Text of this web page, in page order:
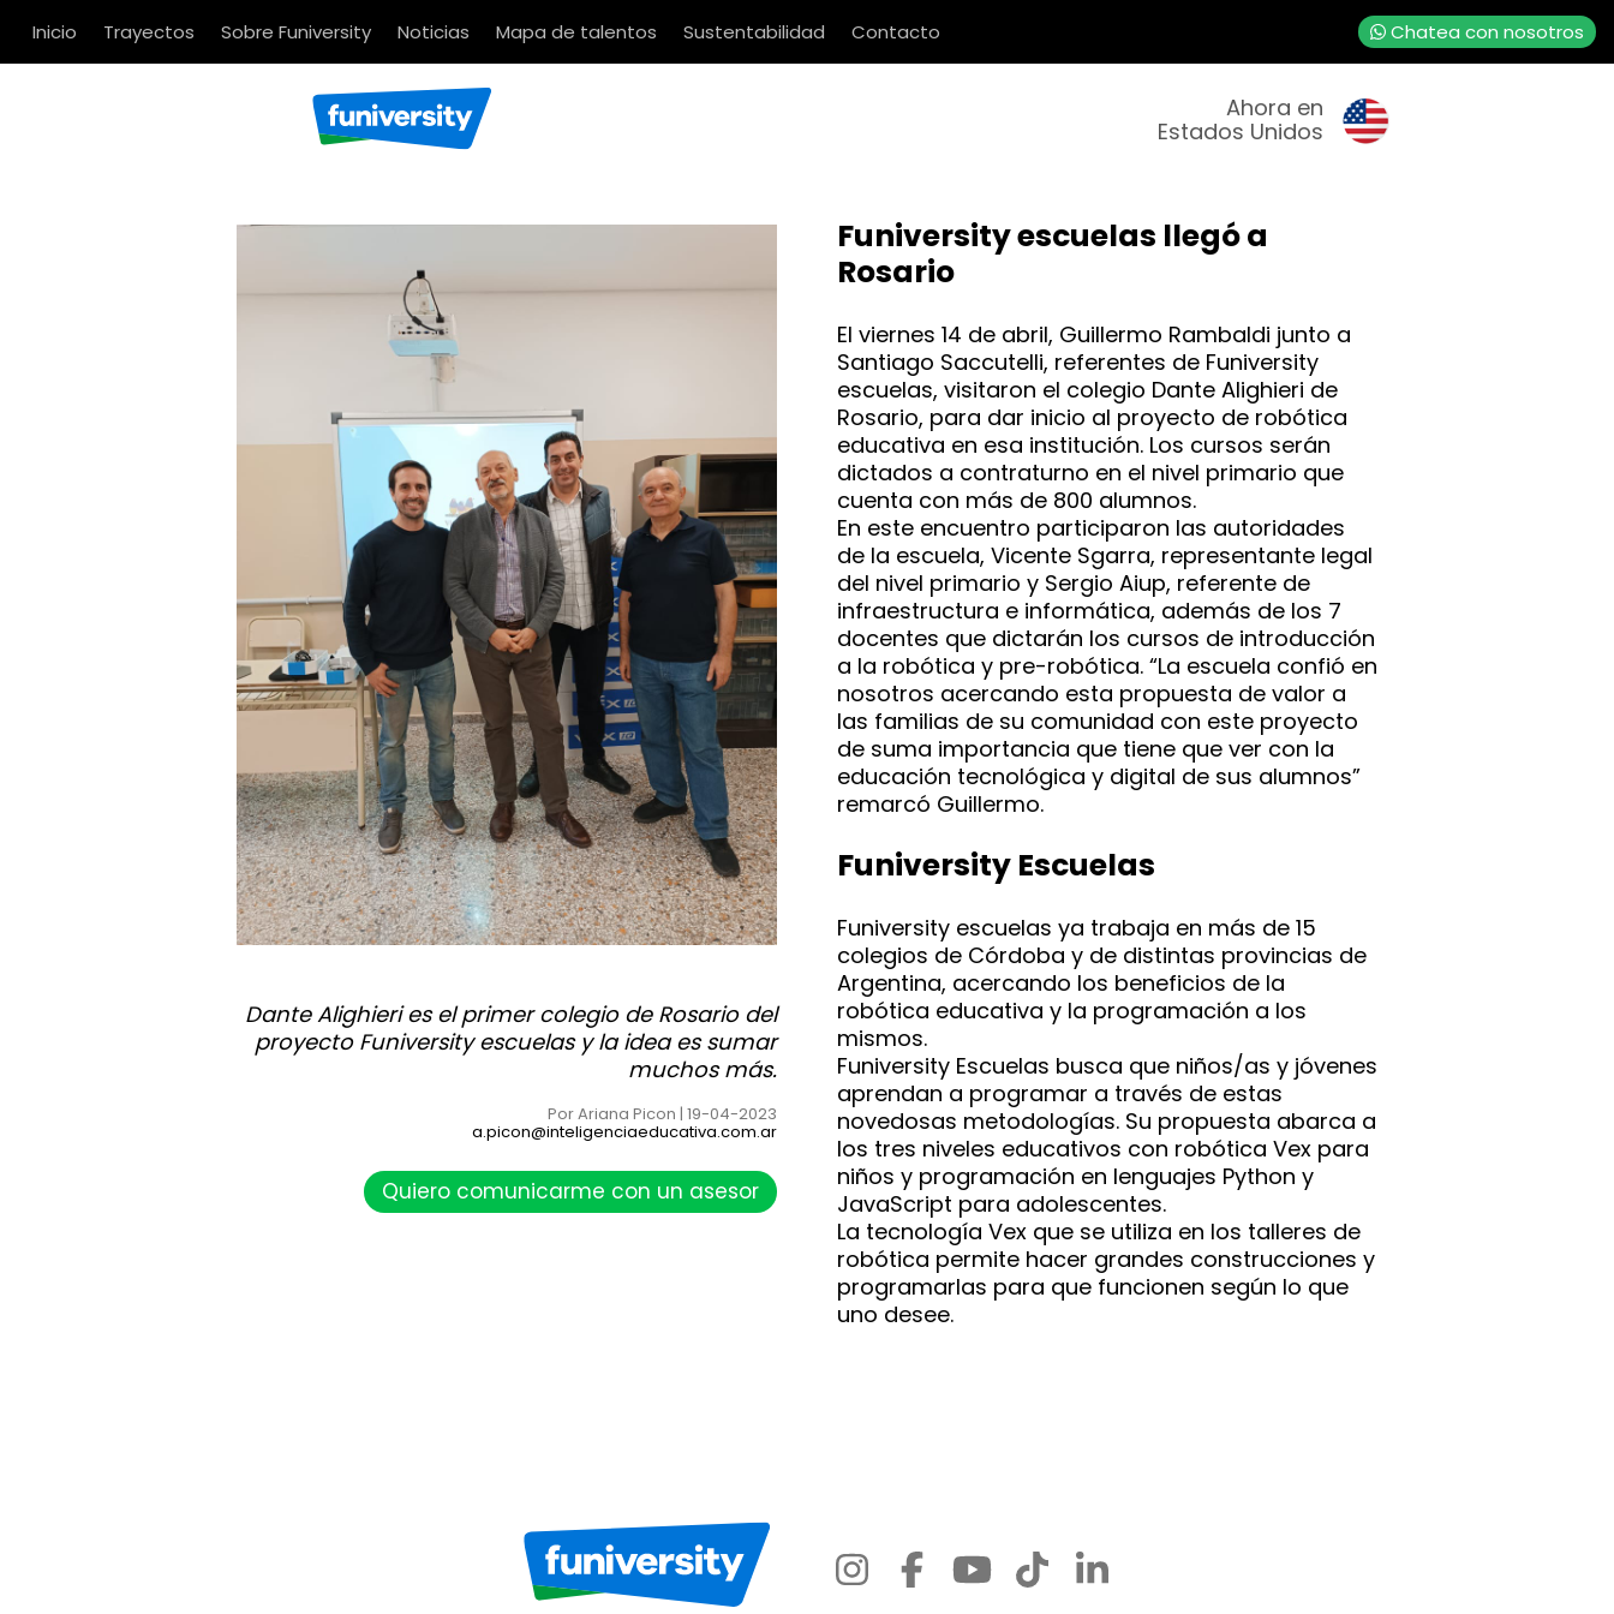
Inicio Trayectos Sobre Funiversity Noticias Mapa de talentos Sustentabilidad Contacto Chatea con nosotros
Ahora en
Estados Unidos
Dante Alighieri es el primer colegio de Rosario del
proyecto Funiversity escuelas y la idea es sumar
muchos más.
Por Ariana Picon | 19-04-2023
a.picon@inteligenciaeducativa.com.ar
Quiero comunicarme con un asesor
Funiversity escuelas llegó a
Rosario
El viernes 14 de abril, Guillermo Rambaldi junto a
Santiago Saccutelli, referentes de Funiversity
escuelas, visitaron el colegio Dante Alighieri de
Rosario, para dar inicio al proyecto de robótica
educativa en esa institución. Los cursos serán
dictados a contraturno en el nivel primario que
cuenta con más de 800 alumnos.
En este encuentro participaron las autoridades
de la escuela, Vicente Sgarra, representante legal
del nivel primario y Sergio Aiup, referente de
infraestructura e informática, además de los 7
docentes que dictarán los cursos de introducción
a la robótica y pre-robótica. “La escuela confió en
nosotros acercando esta propuesta de valor a
las familias de su comunidad con este proyecto
de suma importancia que tiene que ver con la
educación tecnológica y digital de sus alumnos”
remarcó Guillermo.
Funiversity Escuelas
Funiversity escuelas ya trabaja en más de 15
colegios de Córdoba y de distintas provincias de
Argentina, acercando los beneficios de la
robótica educativa y la programación a los
mismos.
Funiversity Escuelas busca que niños/as y jóvenes
aprendan a programar a través de estas
novedosas metodologías. Su propuesta abarca a
los tres niveles educativos con robótica Vex para
niños y programación en lenguajes Python y
JavaScript para adolescentes.
La tecnología Vex que se utiliza en los talleres de
robótica permite hacer grandes construcciones y
programarlas para que funcionen según lo que
uno desee.